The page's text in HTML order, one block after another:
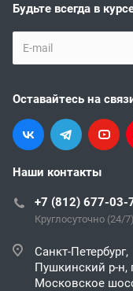
Будьте всегда в
Оставайтесь на
Наши контакты
+7 (812) 677-03-
Круглосуточно (24/7)
Санкт-Петербург,
Пушкинский р-
Московское